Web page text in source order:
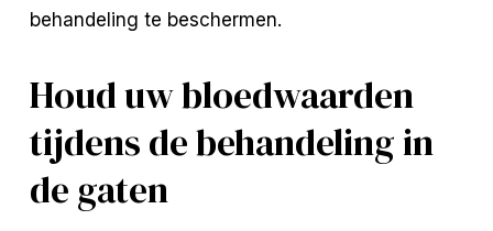
behandeling te beschermen.
Houd uw bloedwaarden
tijdens de behandeling in
de gaten